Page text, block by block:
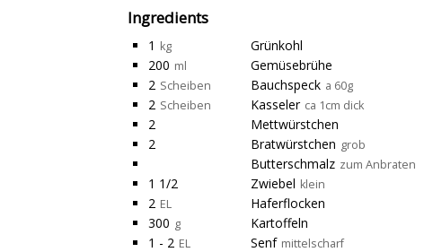
Ingredients
1 kg
Grünkohl
200 ml
Gemüsebrühe
2 Scheiben Bauchspeck a 60g
2 Scheiben Kasseler ca 1cm dick
2
Mettwürstchen
2
Bratwürstchen grob
Butterschmalz zum Anbraten
1 1/2 Zwiebel klein
2 EL
Haferflocken
300 g
Kartoffeln
1 - 2 EL Senf mittelscharf